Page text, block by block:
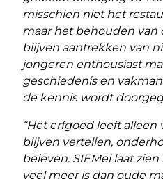
misschien niet het
maar het behouden van
blijven aantrekken van
jongeren enthousiast
geschiedenis en
de kennis wordt
“Het erfgoed leeft
blijven vertellen,
beleven. SIEMei laat
veel meer is dan oude